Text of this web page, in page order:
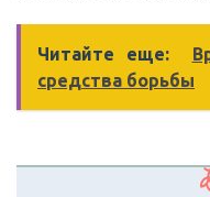
Читайте еще:
средства борьбы